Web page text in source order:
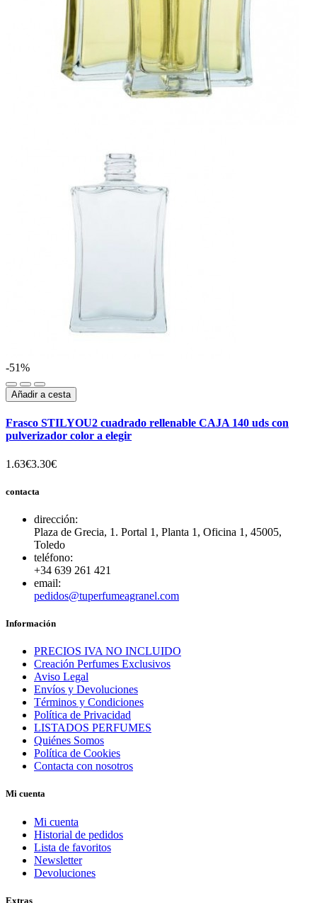
-51%
Añadir a cesta
Frasco STILYOU2 cuadrado rellenable CAJA 140 uds con
pulverizador color a elegir
1.63€3.30€
contacta
dirección:
Plaza de Grecia, 1. Portal 1, Planta 1, Oficina 1, 45005,
Toledo
teléfono:
+34 639 261 421
email:
pedidos@tuperfumeagranel.com
Información
PRECIOS IVA NO INCLUIDO
Creación Perfumes Exclusivos
Aviso Legal
Envíos y Devoluciones
Términos y Condiciones
Política de Privacidad
LISTADOS PERFUMES
Quiénes Somos
Política de Cookies
Contacta con nosotros
Mi cuenta
Mi cuenta
Historial de pedidos
Lista de favoritos
Newsletter
Devoluciones
Extras